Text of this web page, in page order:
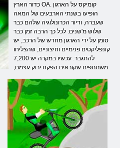
כדור הארץ OA. קומיקס על הארגון
הופיעו בשנתי הארבעים של המאה
שעברה, ודיור הכרונולוגיה שלהם כבר
שלוש מ'שנים. לכל כך הרבה זמן כבר
סומן על ידי הארגון מחדש של הרכב, יש
קונפליקטים פנימיים וחיצוניים, שהצליחו
להתגבר. עכשיו במקרה יש 7,200
משתתפים שקוראים הפקח ירוק עצמם,